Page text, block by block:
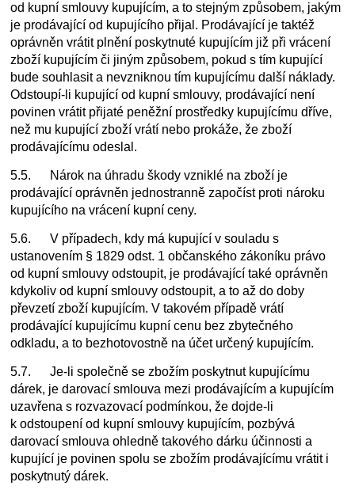
od kupní smlouvy kupujícím, a to stejným způsobem, jakým
je prodávající od kupujícího přijal. Prodávající je taktéž
oprávněn vrátit plnění poskytnuté kupujícím již při vrácení
zboží kupujícím či jiným způsobem, pokud s tím kupující
bude souhlasit a nevzniknou tím kupujícímu další náklady.
Odstoupí-li kupující od kupní smlouvy, prodávající není
povinen vrátit přijaté peněžní prostředky kupujícímu dříve,
než mu kupující zboží vrátí nebo prokáže, že zboží
prodávajícímu odeslal.
5.5. Nárok na úhradu škody vzniklé na zboží je
prodávající oprávněn jednostranně započíst proti nároku
kupujícího na vrácení kupní ceny.
5.6. V případech, kdy má kupující v souladu s
ustanovením § 1829 odst. 1 občanského zákoníku právo
od kupní smlouvy odstoupit, je prodávající také oprávněn
kdykoliv od kupní smlouvy odstoupit, a to až do doby
převzetí zboží kupujícím. V takovém případě vrátí
prodávající kupujícímu kupní cenu bez zbytečného
odkladu, a to bezhotovostně na účet určený kupujícím.
5.7. Je-li společně se zbožím poskytnut kupujícímu
dárek, je darovací smlouva mezi prodávajícím a kupujícím
uzavřena s rozvazovací podmínkou, že dojde-li
k odstoupení od kupní smlouvy kupujícím, pozbývá
darovací smlouva ohledně takového dárku účinnosti a
kupující je povinen spolu se zbožím prodávajícímu vrátit i
poskytnutý dárek.